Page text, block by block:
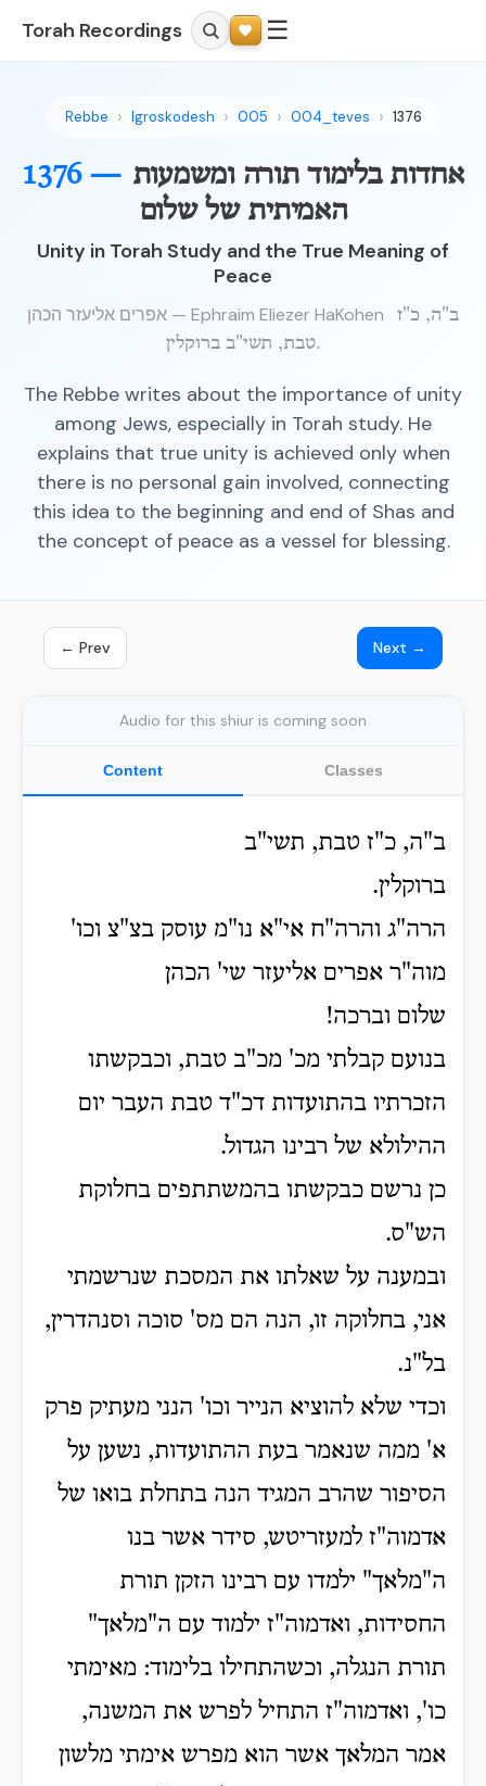
Torah Recordings ☰
Rebbe Igroskodesh 005 004_teves 1376
1376 — אחדות בלימוד תורה ומשמעות
האמיתית של שלום
Unity in Torah Study and the True Meaning of
Peace
אפרים אליעזר הכהן — Ephraim Eliezer HaKohen
ב"ה, כ"ז
טבת, תשי"ב ברוקלין.
The Rebbe writes about the importance of unity
among Jews, especially in Torah study. He
explains that true unity is achieved only when
there is no personal gain involved, connecting
this idea to the beginning and end of Shas and
the concept of peace as a vessel for blessing.
← Prev Next →
Audio for this shiur is coming soon
Content Classes
ב"ה, כ"ז טבת, תשי"ב
ברוקלין.
הרה"ג והרה"ח אי"א נו"מ עוסק בצ"צ וכו'
מוה"ר אפרים אליעזר שי' הכהן
שלום וברכה!
בנועם קבלתי מכ' מכ"ב טבת, וכבקשתו
הזכרתיו בהתועדות דכ"ד טבת העבר יום
ההילולא של רבינו הגדול.
כן נרשם כבקשתו בהמשתתפים בחלוקת
הש"ס.
ובמענה על שאלתו את המסכת שנרשמתי
אני, בחלוקה זו, הנה הם מס' סוכה וסנהדרין,
בל"נ.
וכדי שלא להוציא הנייר וכו' הנני מעתיק פרק
א' ממה שנאמר בעת ההתועדות, נשען על
הסיפור שהרב המגיד הנה בתחלת בואו של
אדמוה"ז למעזריטש, סידר אשר בנו
ה"מלאך" ילמדו עם רבינו הזקן תורת
החסידות, ואדמוה"ז ילמוד עם ה"מלאך"
תורת הנגלה, וכשהתחילו בלימוד: מאימתי
כו', ואדמוה"ז התחיל לפרש את המשנה,
אמר המלאך אשר הוא מפרש אימתי מלשון